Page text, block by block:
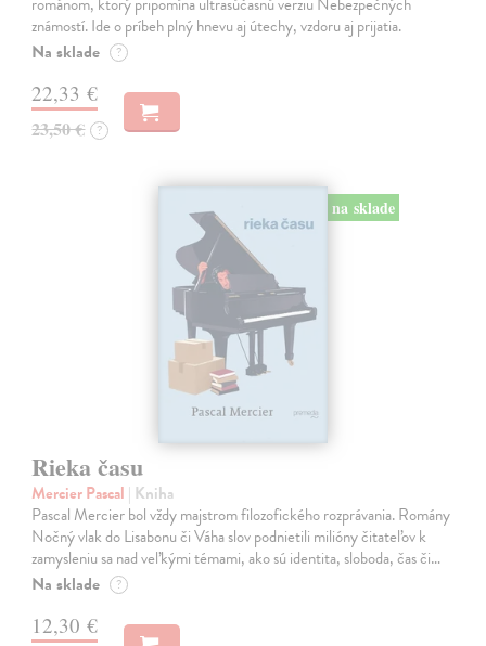
známostí. Ide o príbeh plný hnevu aj útechy, vzdoru aj prijatia.
Na sklade ?
22,33 €
23,50 € ?
na sklade
Rieka času
Mercier Pascal | Kniha
Pascal Mercier bol vždy majstrom filozofického rozprávania. Romány
Nočný vlak do Lisabonu či Váha slov podnietili milióny čitateľov k
zamysleniu sa nad veľkými témami, ako sú identita, sloboda, čas či…
Na sklade ?
12,30 €